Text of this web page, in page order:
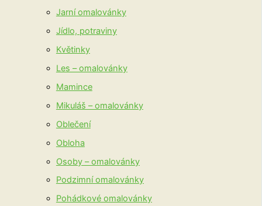
Jarní omalovánky
Jídlo, potraviny
Květinky
Les – omalovánky
Mamince
Mikuláš – omalovánky
Oblečení
Obloha
Osoby – omalovánky
Podzimní omalovánky
Pohádkové omalovánky